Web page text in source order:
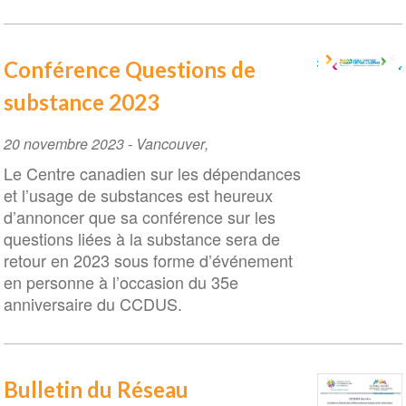
Conférence Questions de
substance 2023
Event
Date
20 novembre 2023- Vancouver,
Le Centre canadien sur les dépendances
et l’usage de substances est heureux
d’annoncer que sa conférence sur les
questions liées à la substance sera de
retour en 2023 sous forme d’événement
en personne à l’occasion du 35e
anniversaire du CCDUS.
Bulletin du Réseau